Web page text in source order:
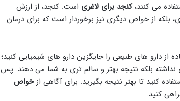
می کنند،کنجد برای لاغری است. کنجد، از ارزش
بلکه از خواص دیگری نیز برخوردار است که برای درمان
از دارو های طبیعی را جایگزین دارو های شیمیایی کنید؛
نداشته بلکه نتیجه بهتر و سالم تری به شما می دهند. پس
کنید تا بهتر نتیجه بگیرید. برای آگاهی ازخواص
کنید.